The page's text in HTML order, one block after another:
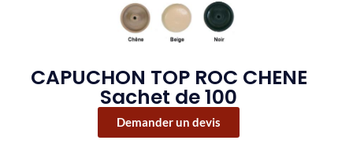
CAPUCHON TOP ROC CHENE
Sachet de 100
Demander un devis